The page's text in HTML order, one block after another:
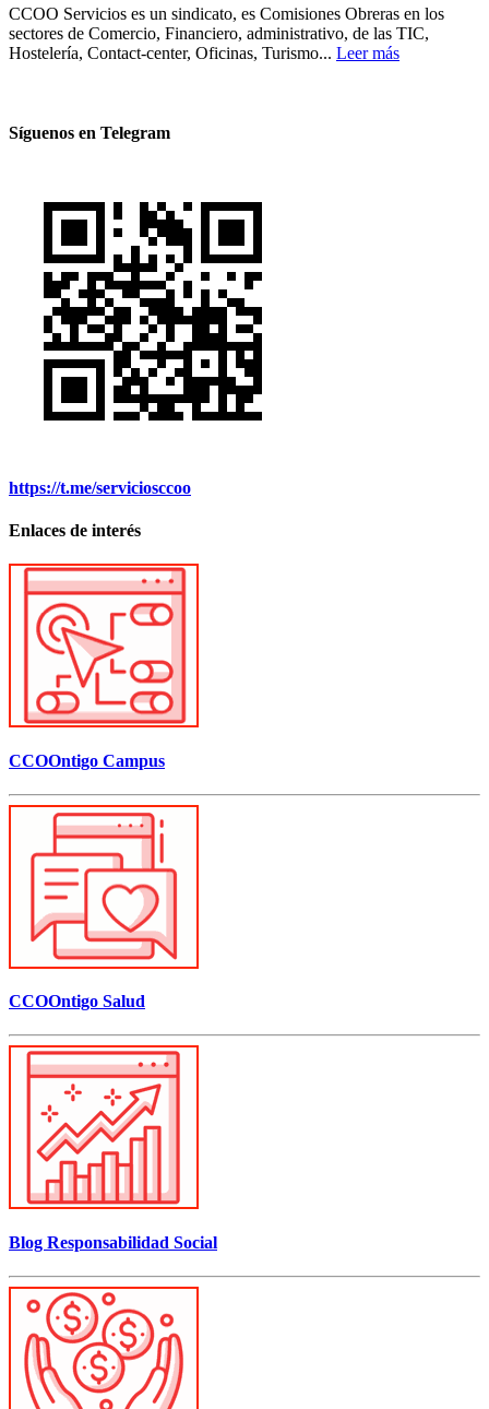
CCOO Servicios es un sindicato, es Comisiones Obreras en los
sectores de Comercio, Financiero, administrativo, de las TIC,
Hostelería, Contact-center, Oficinas, Turismo... Leer más
Síguenos en Telegram
https://t.me/serviciosccoo
Enlaces de interés
CCOOntigo Campus
CCOOntigo Salud
Blog Responsabilidad Social